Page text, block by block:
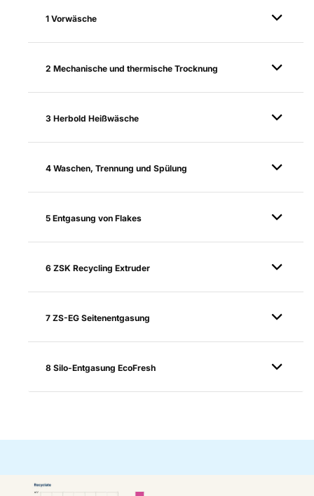
1 Vorwäsche
2 Mechanische und thermische Trocknung
3 Herbold Heißwäsche
4 Waschen, Trennung und Spülung
5 Entgasung von Flakes
6 ZSK Recycling Extruder
7 ZS-EG Seitenentgasung
8 Silo-Entgasung EcoFresh